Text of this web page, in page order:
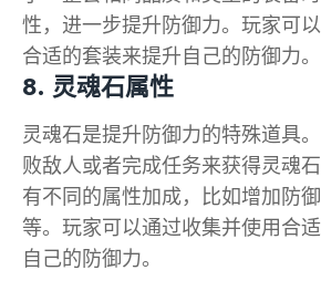
性，进一步提升防御力。玩家可
合适的套装来提升自己的防御力。
8. 灵魂石属性
灵魂石是提升防御力的特殊道具
败敌人或者完成任务来获得灵魂
有不同的属性加成，比如增加防
等。玩家可以通过收集并使用合
自己的防御力。